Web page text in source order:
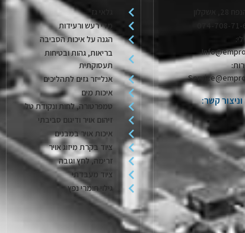
קשר:
מדי רעש ורעידות
הגנה על איכות הסביבה
בריאות, גהות ובטיחות
תעסוקתית
אנלייזר גזים לתהליכים
איכות מים
טמפרטורה, לחות ונקודת טל
זיהום אויר ודיגום סביבתי
איכות אויר במבנים
ציוד בקרת מיזוג אויר
זרימה, לחץ וגובה
ציוד מעבדתי
גילוי חומרי נפץ